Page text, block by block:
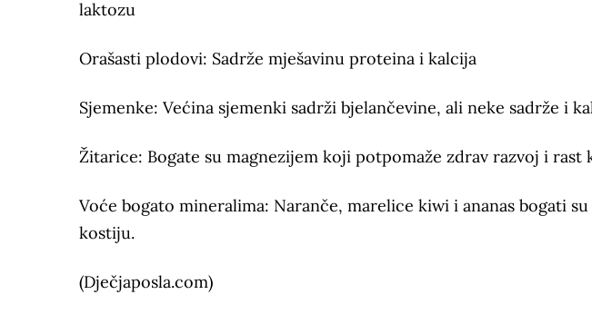
laktozu
Orašasti plodovi: Sadrže mješavinu proteina i kalcija
Sjemenke: Većina sjemenki sadrži bjelančevine, ali neke sadrže i
Žitarice: Bogate su magnezijem koji potpomaže zdrav razvoj i rast
Voće bogato mineralima: Naranče, marelice kiwi i ananas bogati
kostiju.
(Dječjaposla.com)